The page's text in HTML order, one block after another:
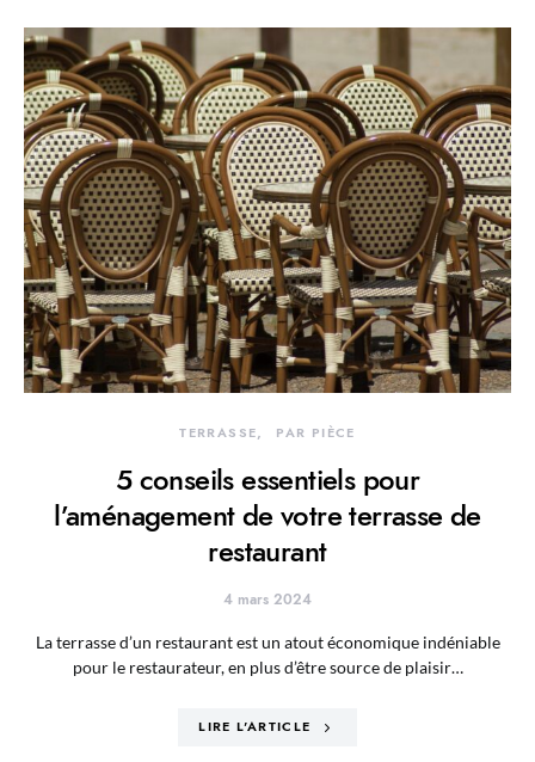
TERRASSE PAR PIÈCE
5 conseils essentiels pour
l’aménagement de votre terrasse de
restaurant
4 mars 2024
La terrasse d’un restaurant est un atout économique indéniable
pour le restaurateur, en plus d’être source de plaisir…
LIRE L'ARTICLE